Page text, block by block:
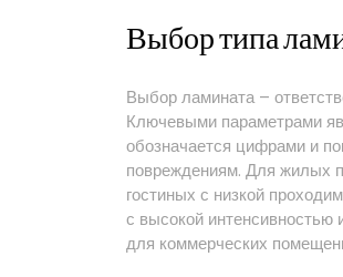
Выбор типа
Выбор ламината –
Ключевыми параметрами
обозначается цифрами и
повреждениям. Для жилых
гостиных с низкой
с высокой интенсивностью
для коммерческих